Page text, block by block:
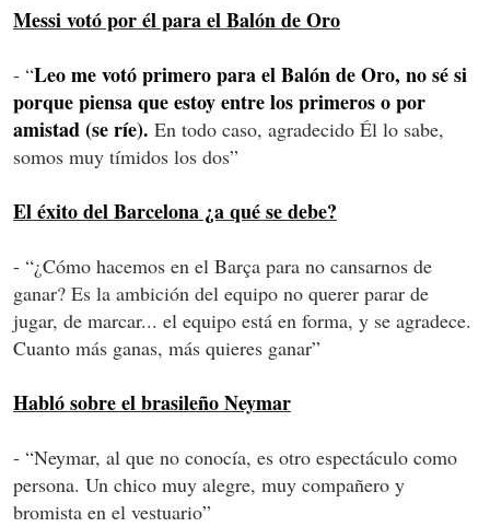
Messi votó por él para el Balón de Oro
- “Leo me votó primero para el Balón de Oro, no sé si
porque piensa que estoy entre los primeros o por
amistad (se ríe). En todo caso, agradecido Él lo sabe,
somos muy tímidos los dos”
El éxito del Barcelona ¿a qué se debe?
- “¿Cómo hacemos en el Barça para no cansarnos de
ganar? Es la ambición del equipo no querer parar de
jugar, de marcar... el equipo está en forma, y se agradece.
Cuanto más ganas, más quieres ganar”
Habló sobre el brasileño Neymar
- “Neymar, al que no conocía, es otro espectáculo como
persona. Un chico muy alegre, muy compañero y
bromista en el vestuario”